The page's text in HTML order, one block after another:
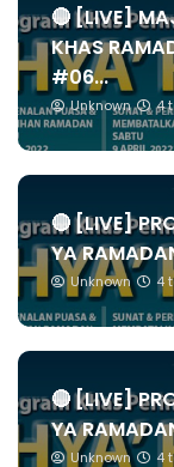
🔴 [LIVE]
KHAS
#06...
Unknown 4
🔴 [LIVE]
YA
Unknown 4
🔴 [LIVE]
YA
Unknown 4